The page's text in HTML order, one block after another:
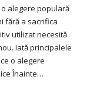
alegere populară
fără a sacrifica
utilizat necesită
Iată principalele
o alegere
Înainte…